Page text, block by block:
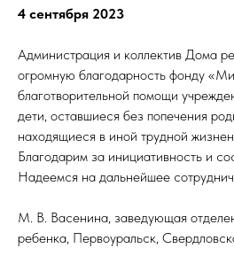
4 сентября 2023
Администрация и коллектив Дома
огромную благодарность фонду
благотворительной помощи
дети, оставшиеся без попечения
находящиеся в иной трудной
Благодарим за инициативность и
Надеемся на дальнейшее
М. В. Васенина, заведующая
ребенка, Первоуральск,